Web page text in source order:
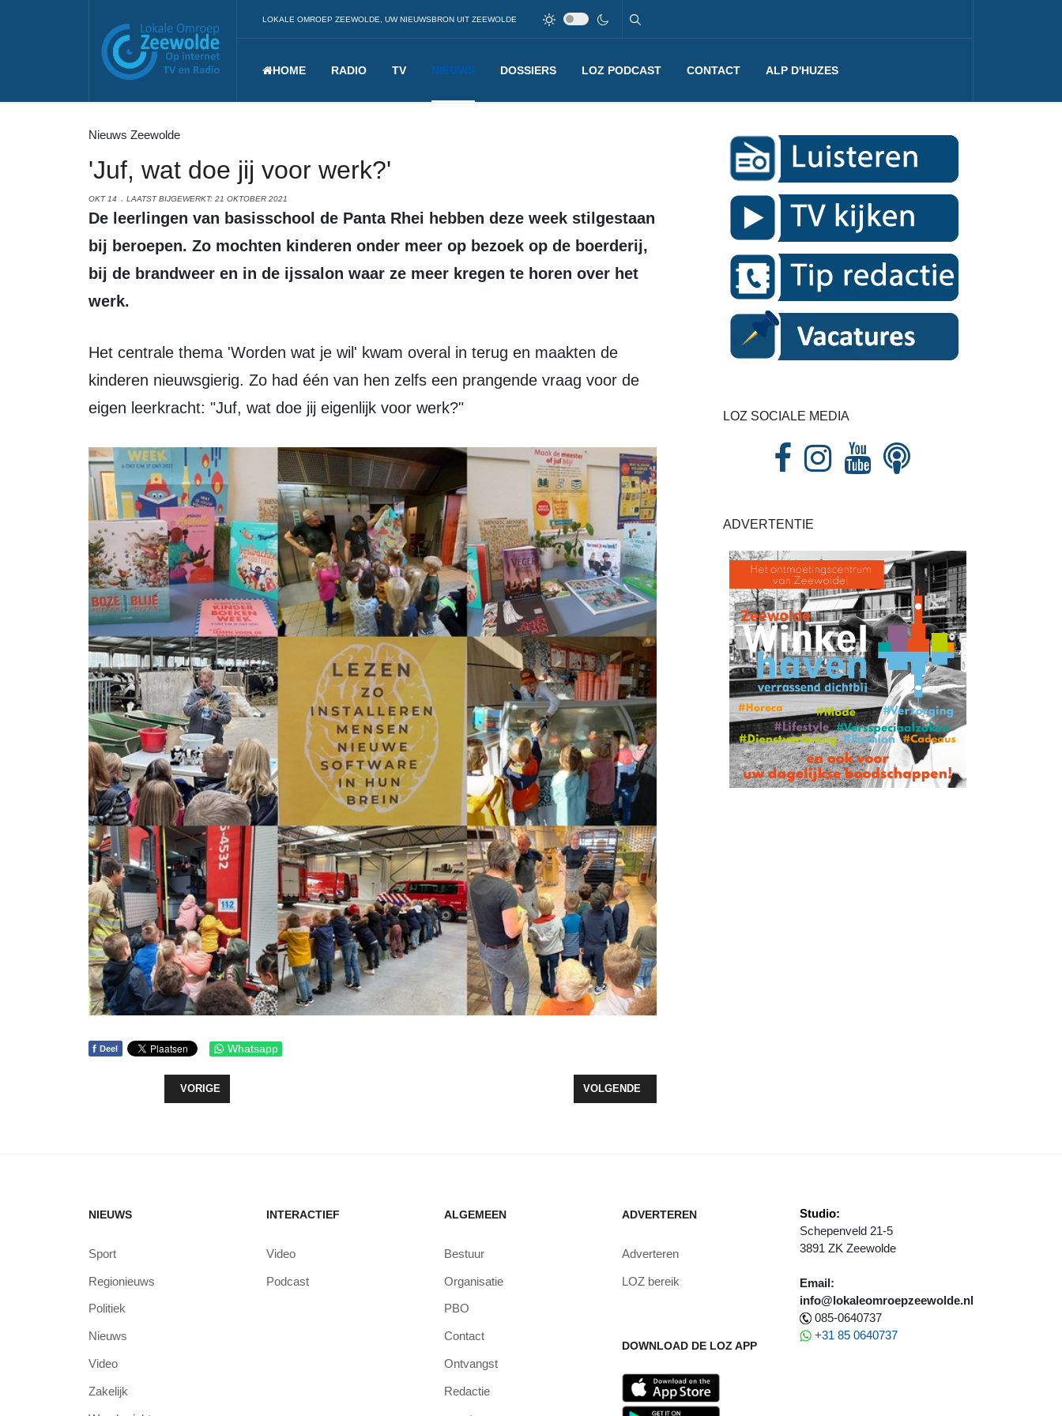
LOKALE OMROEP ZEEWOLDE, UW NIEUWSBRON UIT ZEEWOLDE
HOME RADIO TV NIEUWS DOSSIERS LOZ PODCAST CONTACT ALP D'HUZES
Nieuws Zeewolde
'Juf, wat doe jij voor werk?'
OKT 14 LAATST BIJGEWERKT: 21 OKTOBER 2021
De leerlingen van basisschool de Panta Rhei hebben deze week stilgestaan
bij beroepen. Zo mochten kinderen onder meer op bezoek op de boerderij,
bij de brandweer en in de ijssalon waar ze meer kregen te horen over het
werk.
Het centrale thema 'Worden wat je wil' kwam overal in terug en maakten de
kinderen nieuwsgierig. Zo had één van hen zelfs een prangende vraag voor de
eigen leerkracht: "Juf, wat doe jij eigenlijk voor werk?"
f Deel Whatsapp
VORIG ARTIKEL: REGIONALE GROENTEN EN FRUIT VOOR RSG LEVANT
VORIGE VOLGENDE ARTIKEL: POLITIE DEELT TIP NA TWEE INBRAKEN
VOLGENDE
LOZ SOCIALE MEDIA
ADVERTENTIE
NIEUWS
Sport
Regionieuws
Politiek
Nieuws
Video
Zakelijk
INTERACTIEF
Video
Podcast
ALGEMEEN
Bestuur
Organisatie
PBO
Contact
Ontvangst
Redactie
ADVERTEREN
Adverteren
LOZ bereik
DOWNLOAD DE LOZ APP
Studio:
Schepenveld 21-5
3891 ZK Zeewolde
Email:
info@lokaleomroepzeewolde.nl
085-0640737
+31 85 0640737